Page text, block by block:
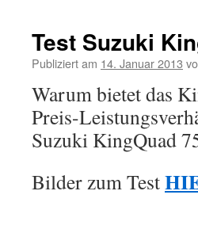
Test Suzuki
Publiziert am 14. Januar 2013
Warum bietet das
Preis-
Suzuki KingQuad
Bilder zum Test